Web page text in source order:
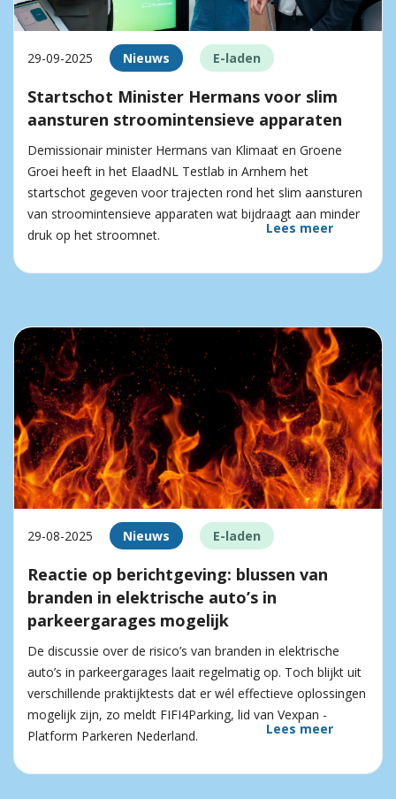
29-09-2025 Nieuws E-laden
Startschot Minister Hermans voor slim
aansturen stroomintensieve apparaten
Demissionair minister Hermans van Klimaat en Groene
Groei heeft in het ElaadNL Testlab in Arnhem het
startschot gegeven voor trajecten rond het slim aansturen
van stroomintensieve apparaten wat bijdraagt aan minder
druk op het stroomnet.
Lees meer
29-08-2025 Nieuws E-laden
Reactie op berichtgeving: blussen van
branden in elektrische auto’s in
parkeergarages mogelijk
De discussie over de risico’s van branden in elektrische
auto’s in parkeergarages laait regelmatig op. Toch blijkt uit
verschillende praktijktests dat er wél effectieve oplossingen
mogelijk zijn, zo meldt FIFI4Parking, lid van Vexpan -
Platform Parkeren Nederland.
Lees meer